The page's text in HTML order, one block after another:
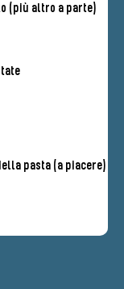
(più altro a parte)
pasta (a piacere)